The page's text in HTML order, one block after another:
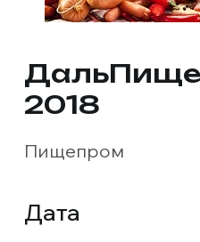
2018
Пищепром
Дата